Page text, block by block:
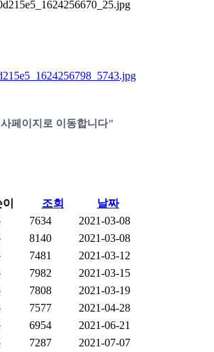
페이지로 이동합니다"
조회
날짜
7634
2021-03-08
8140
2021-03-08
7481
2021-03-12
7982
2021-03-15
7808
2021-03-19
7577
2021-04-28
6954
2021-06-21
7287 2021-07-07